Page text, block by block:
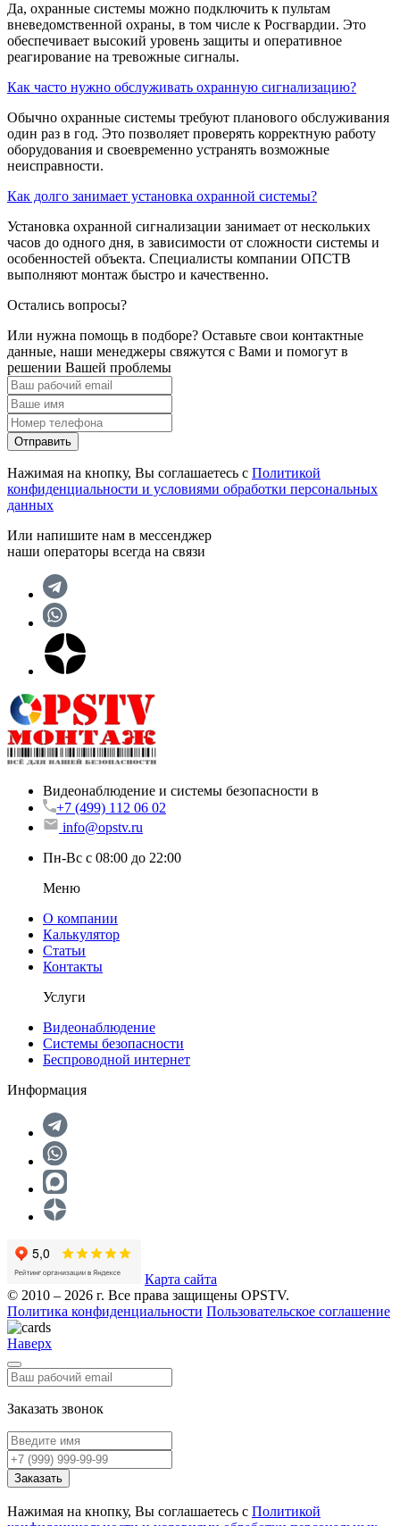
Да, охранные системы можно подключить к пультам
вневедомственной охраны, в том числе к Росгвардии. Это
обеспечивает высокий уровень защиты и оперативное
реагирование на тревожные сигналы.
Как часто нужно обслуживать охранную сигнализацию?
Обычно охранные системы требуют планового обслуживания
один раз в год. Это позволяет проверять корректную работу
оборудования и своевременно устранять возможные
неисправности.
Как долго занимает установка охранной системы?
Установка охранной сигнализации занимает от нескольких
часов до одного дня, в зависимости от сложности системы и
особенностей объекта. Специалисты компании ОПСТВ
выполняют монтаж быстро и качественно.
Остались вопросы?
Или нужна помощь в подборе? Оставьте свои контактные
данные, наши менеджеры свяжутся с Вами и помогут в
решении Вашей проблемы
Отправить
Нажимая на кнопку, Вы соглашаетесь с Политикой
конфиденциальности и условиями обработки персональных
данных
Или напишите нам в мессенджер
наши операторы всегда на связи
Видеонаблюдение и системы безопасности в
+7 (499) 112 06 02
info@opstv.ru
Пн-Вс с 08:00 до 22:00
Меню
О компании
Калькулятор
Статьи
Контакты
Услуги
Видеонаблюдение
Системы безопасности
Беспроводной интернет
Информация
Карта сайта
© 2010 – 2026 г. Все права защищены OPSTV.
Политика конфиденциальности Пользовательское соглашение
Наверх
Заказать звонок
Заказать
Нажимая на кнопку, Вы соглашаетесь с Политикой